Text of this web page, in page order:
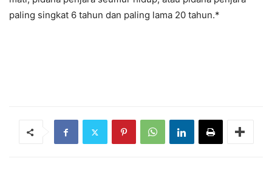
paling singkat 6 tahun dan paling lama 20 tahun.*